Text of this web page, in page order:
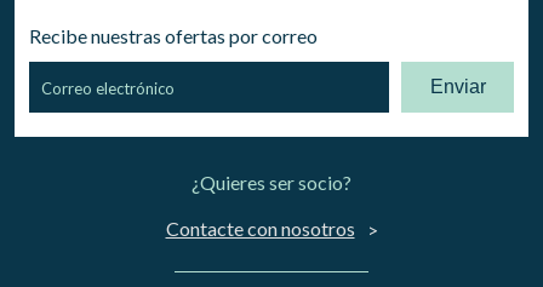
Recibe nuestras ofertas por correo
Enviar
¿Quieres ser socio?
Contacte con nosotros